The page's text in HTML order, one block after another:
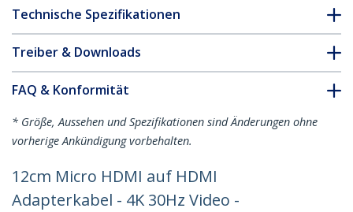
Technische Spezifikationen
Treiber & Downloads
FAQ & Konformität
* Größe, Aussehen und Spezifikationen sind Änderungen ohne
vorherige Ankündigung vorbehalten.
12cm Micro HDMI auf HDMI
Adapterkabel - 4K 30Hz Video -